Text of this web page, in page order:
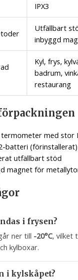
IPX3
Utfällbart
inbyggd
Kyl, frys,
badrum,
restaurang
med stor
batteri (förinstallerat)
utfällbart stöd
magnet för
i frysen?
ner till -20°C, vilket
kylboxar.
i kylskåpet?